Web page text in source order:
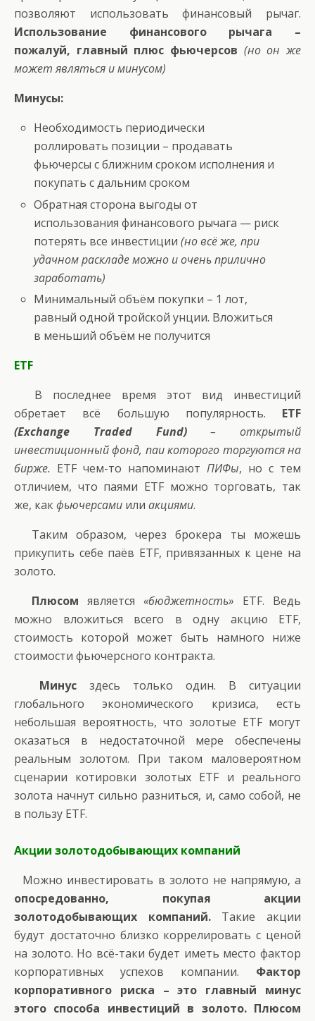
позволяют использовать финансовый рычаг.
Использование финансового рычага –
пожалуй, главный плюс фьючерсов (но он же
может являться и минусом)
Минусы:
Необходимость периодически
роллировать позиции – продавать
фьючерсы с ближним сроком исполнения и
покупать с дальним сроком
Обратная сторона выгоды от
использования финансового рычага — риск
потерять все инвестиции(но всё же, при
удачном раскладе можно и очень прилично
заработать)
Минимальный объём покупки – 1 лот,
равный одной тройской унции. Вложиться
в меньший объём не получится
ETF
В последнее время этот вид инвестиций
обретает всё большую популярность. ETF
(Exchange Traded Fund)– открытый
инвестиционный фонд, паи которого торгуются на
бирже. ETF чем-то напоминают ПИФы, но с тем
отличием, что паями ETF можно торговать, так
же, какфьючерсами или акциями.
Таким образом, через брокера ты можешь
прикупить себе паёв ETF, привязанных к цене на
золото.
Плюсом является«бюджетность» ETF. Ведь
можно вложиться всего в одну акцию ETF,
стоимость которой может быть намного ниже
стоимости фьючерсного контракта.
Минус здесь только один. В ситуации
глобального экономического кризиса, есть
небольшая вероятность, что золотые ETF могут
оказаться в недостаточной мере обеспечены
реальным золотом. При таком маловероятном
сценарии котировки золотых ETF и реального
золота начнут сильно разниться, и, само собой, не
в пользу ETF.
Акции золотодобывающих компаний
Можно инвестировать в золото не напрямую, а
опосредованно, покупая акции
золотодобывающих компаний.Такие акции
будут достаточно близко коррелировать с ценой
на золото. Но всё-таки будет иметь место фактор
корпоративных успехов компании. Фактор
корпоративного риска – это главный минус
этого способа инвестиций в золото. Плюсом